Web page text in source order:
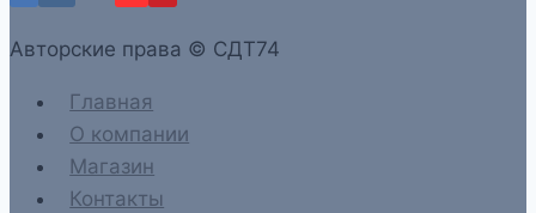
Aвторские права © СДТ74
Главная
О компании
Магазин
Контакты